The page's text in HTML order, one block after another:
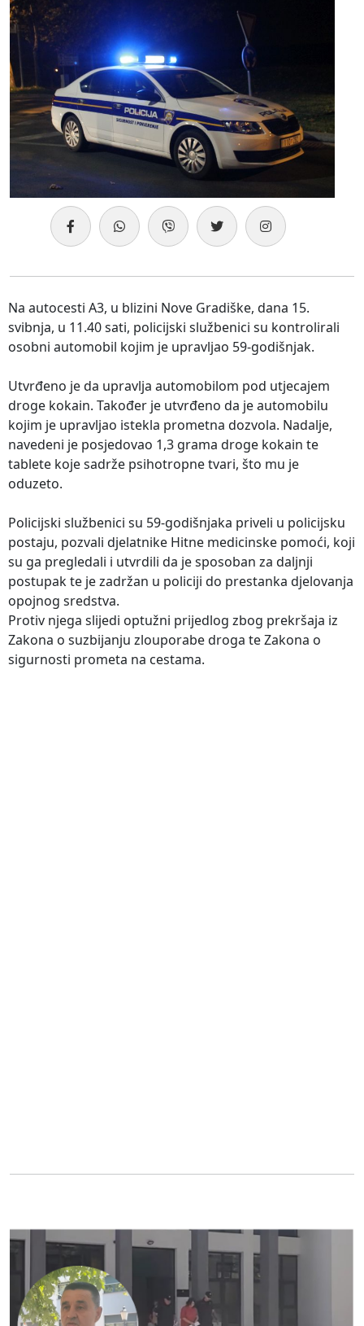
Na autocesti A3, u blizini Nove Gradiške, dana 15.
svibnja, u 11.40 sati, policijski službenici su kontrolirali
osobni automobil kojim je upravljao 59-godišnjak.
Utvrđeno je da upravlja automobilom pod utjecajem
droge kokain. Također je utvrđeno da je automobilu
kojim je upravljao istekla prometna dozvola. Nadalje,
navedeni je posjedovao 1,3 grama droge kokain te
tablete koje sadrže psihotropne tvari, što mu je
oduzeto.
Policijski službenici su 59-godišnjaka priveli u policijsku
postaju, pozvali djelatnike Hitne medicinske pomoći, koji
su ga pregledali i utvrdili da je sposoban za daljnji
postupak te je zadržan u policiji do prestanka djelovanja
opojnog sredstva.
Protiv njega slijedi optužni prijedlog zbog prekršaja iz
Zakona o suzbijanju zlouporabe droga te Zakona o
sigurnosti prometa na cestama.